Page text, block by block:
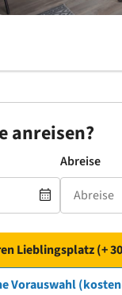
anreisen?
Abreise
Lieblingsplatz (+
Vorauswahl